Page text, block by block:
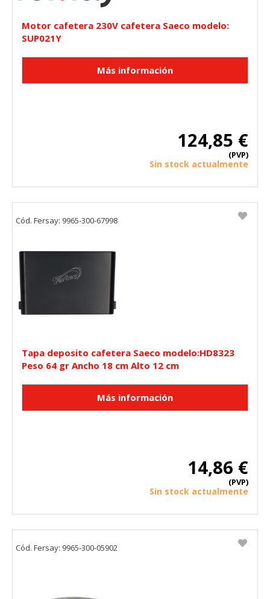
Motor cafetera 230V cafetera Saeco modelo:
SUP021Y
124,85 €
(PVP)
Sin stock actualmente
Tapa deposito cafetera Saeco modelo:HD8323
Peso 64 gr Ancho 18 cm Alto 12 cm
14,86 €
(PVP)
Sin stock actualmente
Cód. Fersay: 9965-300-67998
Cód. Fersay: 9965-300-05902